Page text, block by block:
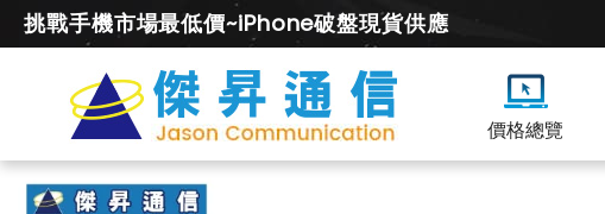
挑戰手機市場最低價~iPhone破盤現貨供應
價格總覽